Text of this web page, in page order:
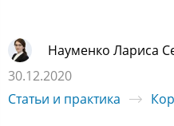
Науменко Лариса
30.12.2020
Статьи и практика